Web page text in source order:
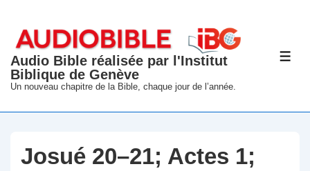
passer
contenu
principal
Audio Bible réalisée par l'Institut
Biblique de Genève
Un nouveau chapitre de la Bible, chaque jour de l’année.
Josué 20–21; Actes 1;